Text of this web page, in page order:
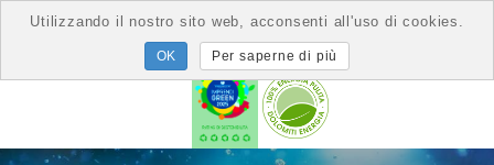
Utilizzando il nostro sito web, acconsenti all'uso di cookies.
Per saperne di più